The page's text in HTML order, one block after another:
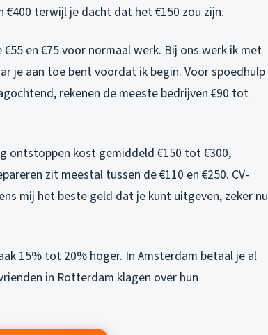
terwijl je dacht dat het €150 zou zijn.
en €75 voor normaal werk. Bij ons werk ik met
je aan toe bent voordat ik begin. Voor spoedhulp
rekenen de meeste bedrijven €90 tot
ontstoppen kost gemiddeld €150 tot €300,
zit meestal tussen de €110 en €250. CV-
mij het beste geld dat je kunt uitgeven, zeker nu
15% tot 20% hoger. In Amsterdam betaal je al
in Rotterdam klagen over hun